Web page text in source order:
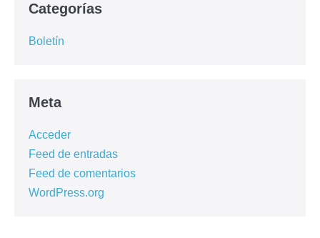
Categorías
Boletín
Meta
Acceder
Feed de entradas
Feed de comentarios
WordPress.org